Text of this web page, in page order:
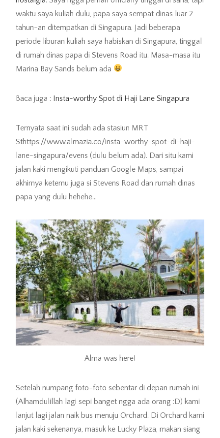
waktu saya kuliah dulu, papa saya sempat dinas luar 2
tahun-an ditempatkan di Singapura. Jadi beberapa
periode liburan kuliah saya habiskan di Singapura, tinggal
di rumah dinas papa di Stevens Road itu. Masa-masa itu
Marina Bay Sands belum ada
Baca juga : Insta-worthy Spot di Haji Lane Singapura
Ternyata saat ini sudah ada stasiun MRT
Sthttps://www.almazia.co/insta-worthy-spot-di-haji-
lane-singapura/evens (dulu belum ada). Dari situ kami
jalan kaki mengikuti panduan Google Maps, sampai
akhirnya ketemu juga si Stevens Road dan rumah dinas
papa yang dulu hehehe…
Alma was here!
Setelah numpang foto-foto sebentar di depan rumah ini
(Alhamdulillah lagi sepi banget ngga ada orang :D) kami
lanjut lagi jalan naik bus menuju Orchard. Di Orchard kami
jalan kaki sekenanya, masuk ke Lucky Plaza, makan siang